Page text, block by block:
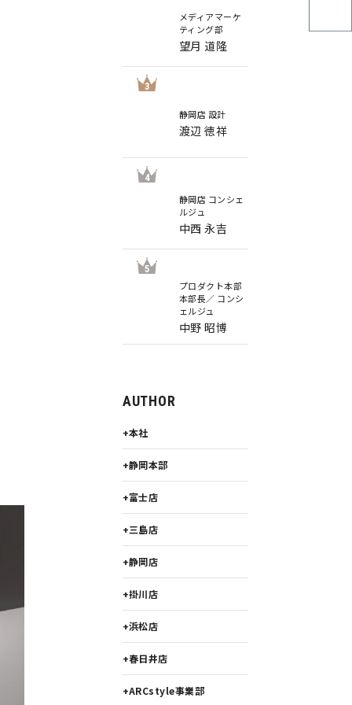
メディアマーケ
ティング部
望月 道隆
3
静岡店 設計
渡辺 徳祥
4
静岡店 コンシェ
ルジュ
中西 永吉
5
プロダクト本部
本部長／ コンシ
ェルジュ
中野 昭博
AUTHOR
本社
静岡本部
富士店
三島店
静岡店
掛川店
浜松店
春日井店
ARCstyle事業部